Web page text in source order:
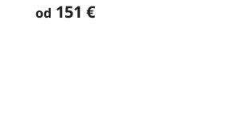
od 151 €